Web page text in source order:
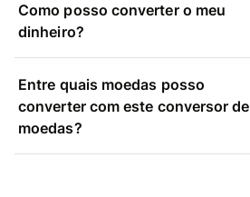
Como posso converter o meu
dinheiro?
Entre quais moedas posso
converter com este conversor de
moedas?